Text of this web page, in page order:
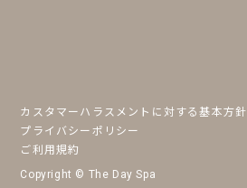
Copyright © The Day Spa
カスタマーハラスメントに対する基本方針
プライバシーポリシー
ご利用規約